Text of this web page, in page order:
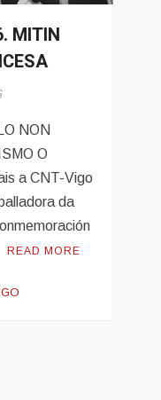
MITIN
NON
O
a CNT-Vigo
da
READ MORE